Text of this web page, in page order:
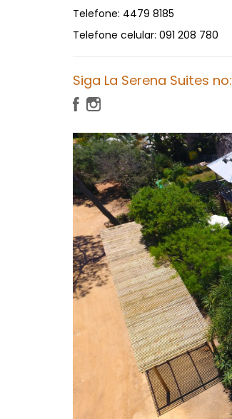
Telefone: 4479 8185
Telefone celular: 091 208 780
Siga La Serena Suites no: